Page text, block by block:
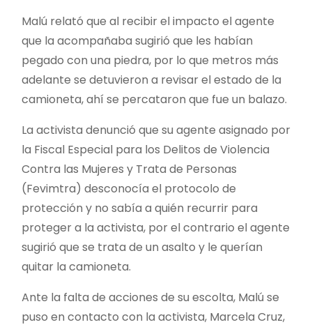
Malú relató que al recibir el impacto el agente
que la acompañaba sugirió que les habían
pegado con una piedra, por lo que metros más
adelante se detuvieron a revisar el estado de la
camioneta, ahí se percataron que fue un balazo.
La activista denunció que su agente asignado por
la Fiscal Especial para los Delitos de Violencia
Contra las Mujeres y Trata de Personas
(Fevimtra) desconocía el protocolo de
protección y no sabía a quién recurrir para
proteger a la activista, por el contrario el agente
sugirió que se trata de un asalto y le querían
quitar la camioneta.
Ante la falta de acciones de su escolta, Malú se
puso en contacto con la activista, Marcela Cruz,